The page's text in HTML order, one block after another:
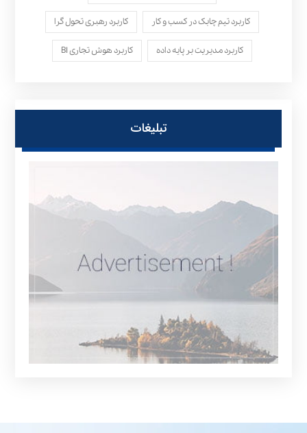
کاربرد تیم چابک در کسب و کار کاربرد رهبری تحول‌ گرا
کاربرد مدیریت بر پایه داده کاربرد هوش تجاری BI
تبلیغات